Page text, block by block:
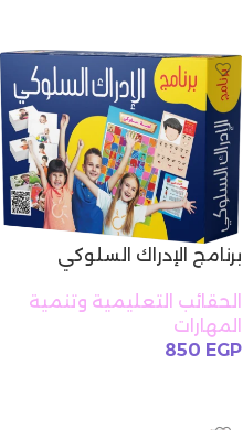
برنامج الإدراك السلوكي
الحقائب التعليمية وتنمية
المهارات
850 EGP